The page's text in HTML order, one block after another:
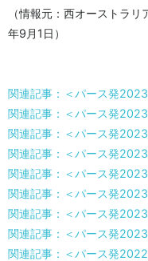
（情報元：西オーストラ
年9月1日）
関連記事：＜パース発
関連記事：＜パース発
関連記事：＜パース発
関連記事：＜パース発
関連記事：＜パース発
関連記事：＜パース発
関連記事：＜パース発
関連記事：＜パース発
関連記事：＜パース発